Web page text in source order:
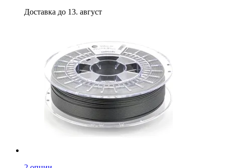
Доставка до 13. август